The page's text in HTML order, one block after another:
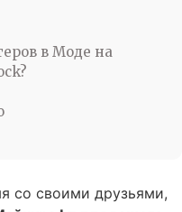
в Моде на
со своими друзьями,